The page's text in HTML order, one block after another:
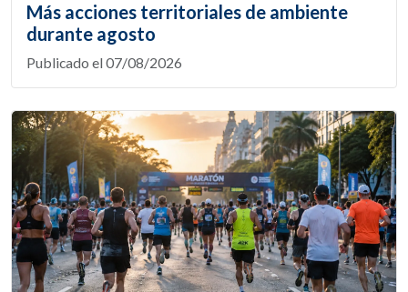
Más acciones territoriales de ambiente
durante agosto
Publicado el 07/08/2026